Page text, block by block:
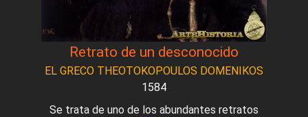
Retrato de un desconocido
EL GRECO THEOTOKOPOULOS DOMENIKOS
1584
Se trata de uno de los abundantes retratos